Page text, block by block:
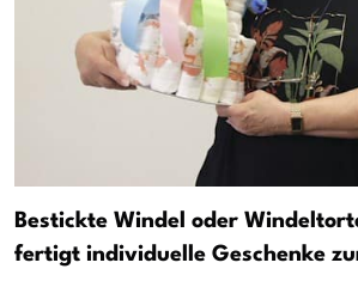
Bestickte Windel oder
fertigt individuelle Geschenke